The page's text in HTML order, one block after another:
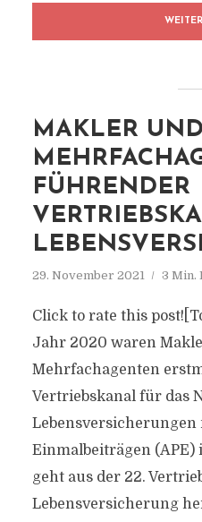
MAKLER UND
FÜHRENDER
29. November 2021 3 Min.
Click to rate this
Jahr 2020 waren
Mehrfachagenten
Vertriebskanal für das
Einmalbeiträgen (APE)
geht aus der 22.
Lebensversicherung